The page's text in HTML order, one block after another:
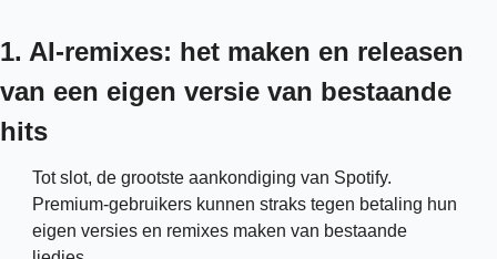
1. AI-remixes: het maken en releasen
van een eigen versie van bestaande
hits
Tot slot, de grootste aankondiging van Spotify.
Premium-gebruikers kunnen straks tegen betaling hun
eigen versies en remixes maken van bestaande